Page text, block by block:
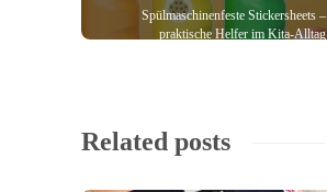
Spülmaschinenfeste Stickersheets –
praktische Helfer im Kita-Alltag
Related posts